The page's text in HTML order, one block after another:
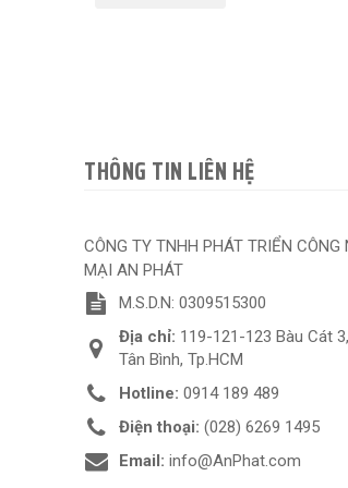
THÔNG TIN LIÊN HỆ
CÔNG TY TNHH PHÁT TRIỂN CÔNG
MẠI AN PHÁT
M.S.D.N: 0309515300
Địa chỉ: 119-121-123 Bàu Cát
Tân Bình, Tp.HCM
Hotline: 0914 189 489
Điện thoại: (028) 6269 1495
Email: info@AnPhat.com